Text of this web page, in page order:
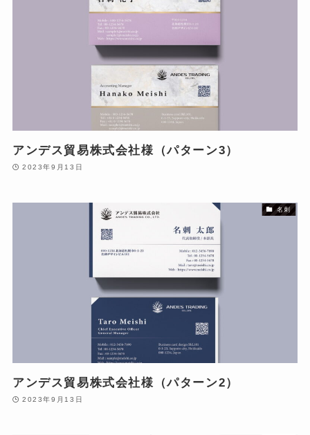
アンデス貿易株式会社様（パターン3）
2023年9月13日
名刺
アンデス貿易株式会社様（パターン2）
2023年9月13日